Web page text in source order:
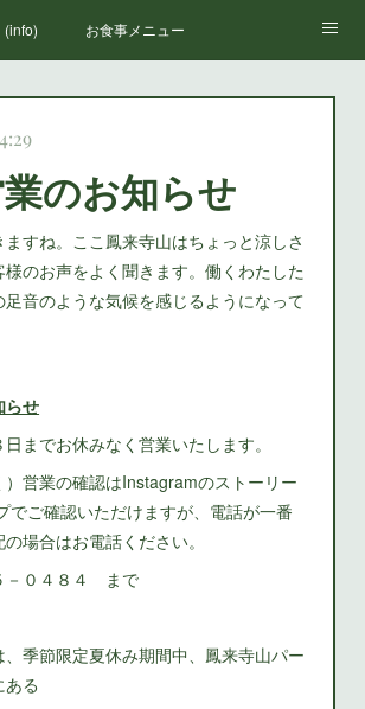
(info) お食事メニュー
のお知らせ
すね。ここ鳳来寺山はちょっと涼しさ
のお声をよく聞きます。働くわたした
足音のような気候を感じるようになって
らせ
までお休みなく営業いたします。
）営業の確認はInstagramのストーリー
でご確認いただけますが、電話が一番
場合はお電話ください。
－０４８４ まで
季節限定夏休み期間中、鳳来寺山パー
る